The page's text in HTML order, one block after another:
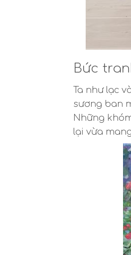
Bức
Ta như lạc
sương ban
Những
lại vừa